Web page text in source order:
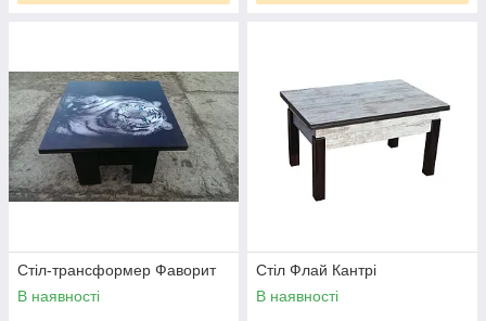
Стіл-трансформер Фаворит
В наявності
Стіл Флай Кантрі
В наявності